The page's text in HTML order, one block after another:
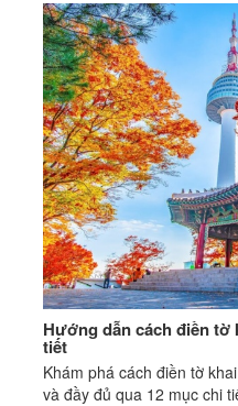
Hướng dẫn cách điền tờ
tiết
Khám phá cách điền tờ
và đầy đủ qua 12 mục chi